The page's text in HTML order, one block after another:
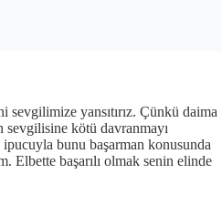
sevgilimize yansıtırız. Çünkü daima
sevgilisine kötü davranmayı
bunu başarman konusunda
Elbette başarılı olmak senin elinde